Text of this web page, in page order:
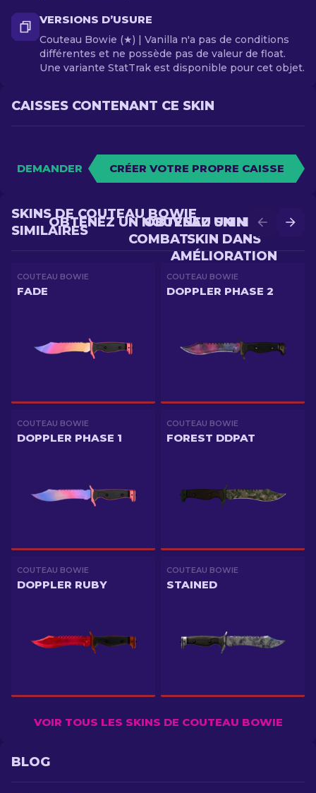
VERSIONS D’USURE
Couteau Bowie (★) | Vanilla n'a pas de conditions
différentes et ne possède pas de valeur de float.
Une variante StatTrak est disponible pour cet objet.
CAISSES CONTENANT CE SKIN
DEMANDER CRÉER VOTRE PROPRE CAISSE
OBTENEZ UN MEILLEUR
SKIN DANS
AMÉLIORATION
OBTENEZ UN NOUVEAU SKIN EN
COMBAT
SKINS DE COUTEAU BOWIE
SIMILAIRES
COUTEAU BOWIE
FADE
COUTEAU BOWIE
DOPPLER PHASE 2
COUTEAU BOWIE
DOPPLER PHASE 1
COUTEAU BOWIE
FOREST DDPAT
COUTEAU BOWIE
DOPPLER RUBY
COUTEAU BOWIE
STAINED
VOIR TOUS LES SKINS DE COUTEAU BOWIE
BLOG